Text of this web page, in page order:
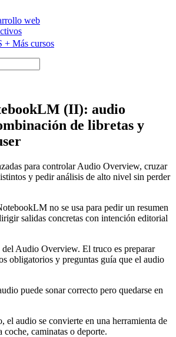
web
+ Más cursos
(II): audio
de libretas y
para controlar Audio Overview, cruzar
y pedir análisis de alto nivel sin perder
no se usa para pedir un resumen
salidas concretas con intención editorial
Audio Overview. El truco es preparar
obligatorios y preguntas guía que el audio
puede sonar correcto pero quedarse en
el audio se convierte en una herramienta de
coche, caminatas o deporte.